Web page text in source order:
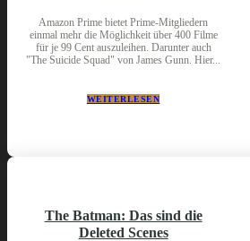
Amazon Prime bietet Prime-Mitgliedern
einmal mehr die Möglichkeit über 400 Filme
für je 99 Cent auszuleihen. Darunter auch
"The Suicide Squad" von James Gunn. Hier...
WEITERLESEN
The Batman: Das sind die
Deleted Scenes